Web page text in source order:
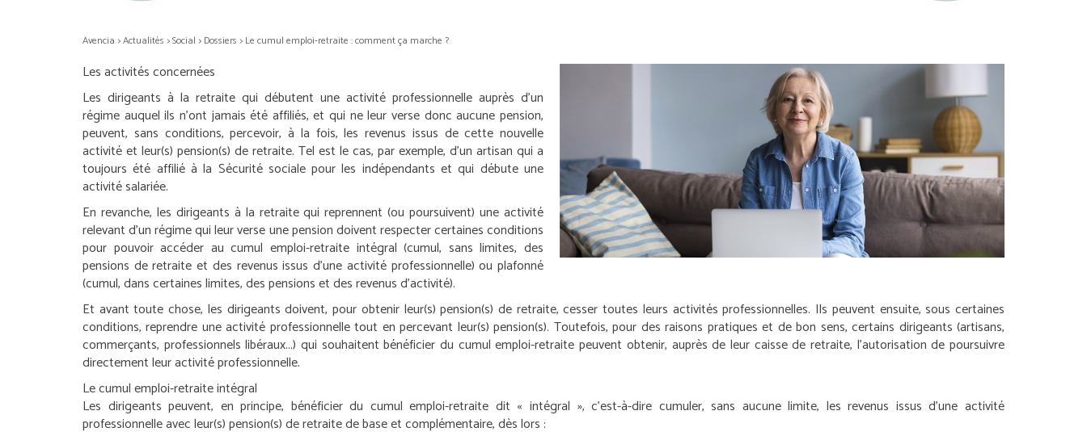
Avencia >Actualités >Social > Dossiers > Le cumul emploi-retraite : comment ça marche ?
Les activités concernées
Les dirigeants à la retraite qui débutent une activité professionnelle auprès d’un
régime auquel ils n’ont jamais été affiliés, et qui ne leur verse donc aucune pension,
peuvent, sans conditions, percevoir, à la fois, les revenus issus de cette nouvelle
activité et leur(s) pension(s) de retraite. Tel est le cas, par exemple, d’un artisan qui a
toujours été affilié à la Sécurité sociale pour les indépendants et qui débute une
activité salariée.
En revanche, les dirigeants à la retraite qui reprennent (ou poursuivent) une activité
relevant d’un régime qui leur verse une pension doivent respecter certaines conditions
pour pouvoir accéder au cumul emploi-retraite intégral (cumul, sans limites, des
pensions de retraite et des revenus issus d’une activité professionnelle) ou plafonné
(cumul, dans certaines limites, des pensions et des revenus d’activité).
Et avant toute chose, les dirigeants doivent, pour obtenir leur(s) pension(s) de retraite, cesser toutes leurs activités professionnelles. Ils peuvent ensuite, sous certaines
conditions, reprendre une activité professionnelle tout en percevant leur(s) pension(s). Toutefois, pour des raisons pratiques et de bon sens, certains dirigeants (artisans,
commerçants, professionnels libéraux...) qui souhaitent bénéficier du cumul emploi-retraite peuvent obtenir, auprès de leur caisse de retraite, l’autorisation de poursuivre
directement leur activité professionnelle.
Le cumul emploi-retraite intégral
Les dirigeants peuvent, en principe, bénéficier du cumul emploi-retraite dit « intégral », c’est-à-dire cumuler, sans aucune limite, les revenus issus d’une activité
professionnelle avec leur(s) pension(s) de retraite de base et complémentaire, dès lors :